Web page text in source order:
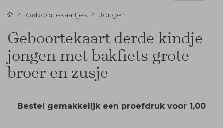
Geboortekaartjes Jongen
Geboortekaart derde kindje
jongen met bakfiets grote
broer en zusje
Bestel gemakkelijk een proefdruk voor 1,00